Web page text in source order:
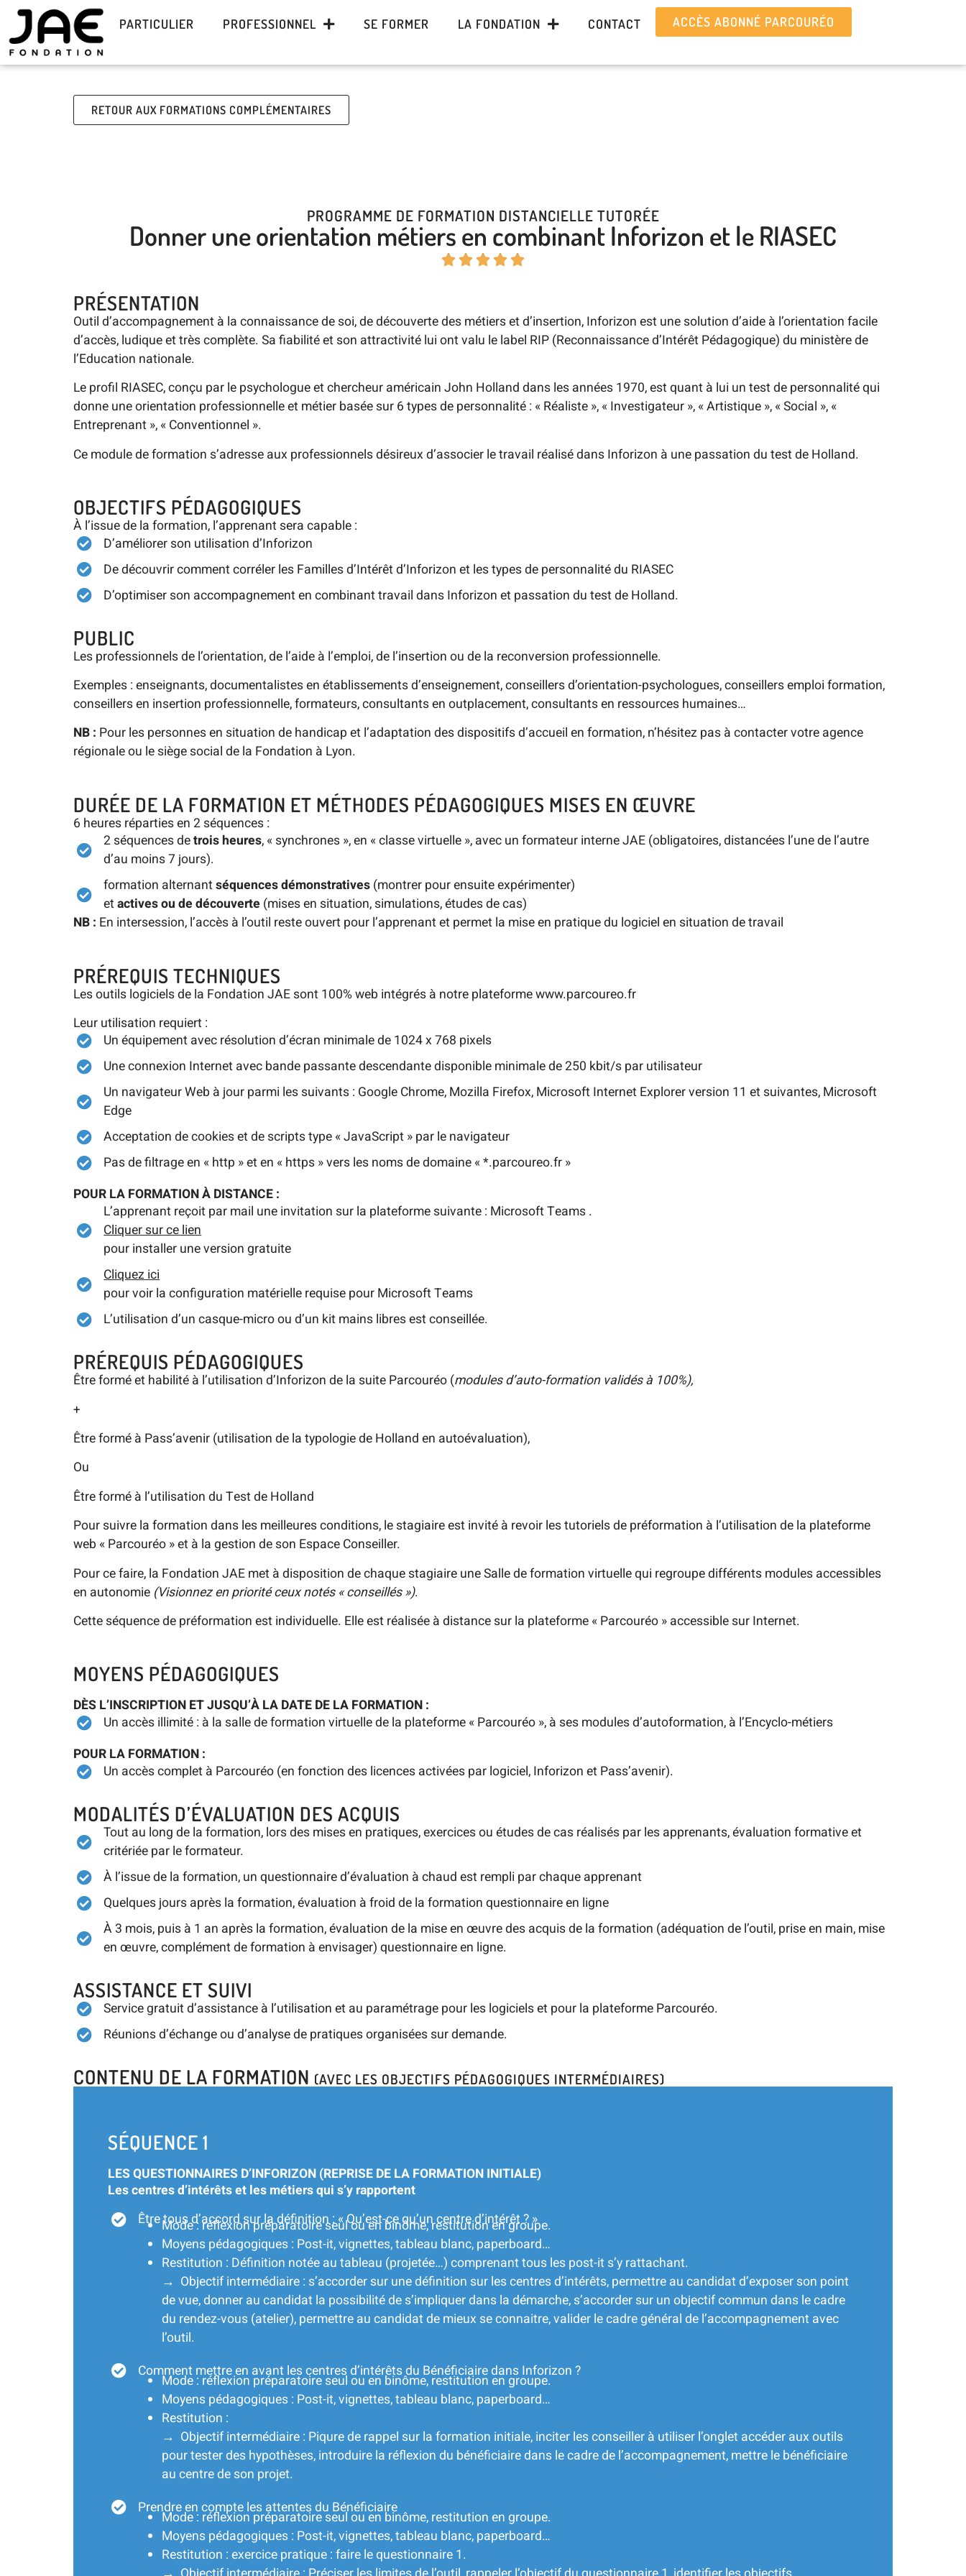
PARTICULIER PROFESSIONNEL SE FORMER LA FONDATION CONTACT ACCÈS ABONNÉ PARCOURÉO
RETOUR AUX FORMATIONS COMPLÉMENTAIRES
PROGRAMME DE FORMATION DISTANCIELLE TUTORÉE
Donner une orientation métiers en combinant Inforizon et le RIASEC
    
PRÉSENTATION
Outil d’accompagnement à la connaissance de soi, de découverte des métiers et d’insertion, Inforizon est une solution d’aide à l’orientation facile
d’accès, ludique et très complète. Sa fiabilité et son attractivité lui ont valu le label RIP (Reconnaissance d’Intérêt Pédagogique) du ministère de
l’Education nationale.
Le profil RIASEC, conçu par le psychologue et chercheur américain John Holland dans les années 1970, est quant à lui un test de personnalité qui
donne une orientation professionnelle et métier basée sur 6 types de personnalité : « Réaliste », « Investigateur », « Artistique », « Social », «
Entreprenant », « Conventionnel ».
Ce module de formation s’adresse aux professionnels désireux d’associer le travail réalisé dans Inforizon à une passation du test de Holland.
OBJECTIFS PÉDAGOGIQUES
À l’issue de la formation, l’apprenant sera capable :
D’améliorer son utilisation d’Inforizon
De découvrir comment corréler les Familles d’Intérêt d’Inforizon et les types de personnalité du RIASEC
D’optimiser son accompagnement en combinant travail dans Inforizon et passation du test de Holland.
PUBLIC
Les professionnels de l’orientation, de l’aide à l’emploi, de l’insertion ou de la reconversion professionnelle.
Exemples : enseignants, documentalistes en établissements d’enseignement, conseillers d’orientation-psychologues, conseillers emploi formation,
conseillers en insertion professionnelle, formateurs, consultants en outplacement, consultants en ressources humaines…
NB : Pour les personnes en situation de handicap et l’adaptation des dispositifs d’accueil en formation, n’hésitez pas à contacter votre agence
régionale ou le siège social de la Fondation à Lyon.
DURÉE DE LA FORMATION ET MÉTHODES PÉDAGOGIQUES MISES EN ŒUVRE
6 heures réparties en 2 séquences :
2 séquences detrois heures, « synchrones », en « classe virtuelle », avec un formateur interne JAE (obligatoires, distancées l’une de l’autre
d’au moins 7 jours).
formation alternantséquences démonstratives (montrer pour ensuite expérimenter)
etactives ou de découverte (mises en situation, simulations, études de cas)
NB : En intersession, l’accès à l’outil reste ouvert pour l’apprenant et permet la mise en pratique du logiciel en situation de travail
PRÉREQUIS TECHNIQUES
Les outils logiciels de la Fondation JAE sont 100% web intégrés à notre plateforme www.parcoureo.fr
Leur utilisation requiert :
Un équipement avec résolution d’écran minimale de 1024 x 768 pixels
Une connexion Internet avec bande passante descendante disponible minimale de 250 kbit/s par utilisateur
Un navigateur Web à jour parmi les suivants : Google Chrome, Mozilla Firefox, Microsoft Internet Explorer version 11 et suivantes, Microsoft
Edge
Acceptation de cookies et de scripts type « JavaScript » par le navigateur
Pas de filtrage en « http » et en « https » vers les noms de domaine « *.parcoureo.fr »
POUR LA FORMATION À DISTANCE :
L’apprenant reçoit par mail une invitation sur la plateforme suivante : Microsoft Teams .
Cliquer sur ce lien
pour installer une version gratuite
Cliquez ici
pour voir la configuration matérielle requise pour Microsoft Teams
L’utilisation d’un casque-micro ou d’un kit mains libres est conseillée.
PRÉREQUIS PÉDAGOGIQUES
Être formé et habilité à l’utilisation d’Inforizon de la suite Parcouréo (modules d’auto-formation validés à 100%),
+
Être formé à Pass’avenir (utilisation de la typologie de Holland en autoévaluation),
Ou
Être formé à l’utilisation du Test de Holland
Pour suivre la formation dans les meilleures conditions, le stagiaire est invité à revoir les tutoriels de préformation à l’utilisation de la plateforme
web « Parcouréo » et à la gestion de son Espace Conseiller.
Pour ce faire, la Fondation JAE met à disposition de chaque stagiaire une Salle de formation virtuelle qui regroupe différents modules accessibles
en autonomie (Visionnez en priorité ceux notés « conseillés »).
Cette séquence de préformation est individuelle. Elle est réalisée à distance sur la plateforme « Parcouréo » accessible sur Internet.
MOYENS PÉDAGOGIQUES
DÈS L’INSCRIPTION ET JUSQU’À LA DATE DE LA FORMATION :
Un accès illimité : à la salle de formation virtuelle de la plateforme « Parcouréo », à ses modules d’autoformation, à l’Encyclo-métiers
POUR LA FORMATION :
Un accès complet à Parcouréo (en fonction des licences activées par logiciel, Inforizon et Pass’avenir).
MODALITÉS D’ÉVALUATION DES ACQUIS
Tout au long de la formation, lors des mises en pratiques, exercices ou études de cas réalisés par les apprenants, évaluation formative et
critériée par le formateur.
À l’issue de la formation, un questionnaire d’évaluation à chaud est rempli par chaque apprenant
Quelques jours après la formation, évaluation à froid de la formation questionnaire en ligne
À 3 mois, puis à 1 an après la formation, évaluation de la mise en œuvre des acquis de la formation (adéquation de l’outil, prise en main, mise
en œuvre, complément de formation à envisager) questionnaire en ligne.
ASSISTANCE ET SUIVI
Service gratuit d’assistance à l’utilisation et au paramétrage pour les logiciels et pour la plateforme Parcouréo.
Réunions d’échange ou d’analyse de pratiques organisées sur demande.
CONTENU DE LA FORMATION (AVEC LES OBJECTIFS PÉDAGOGIQUES INTERMÉDIAIRES)
SÉQUENCE 1
LES QUESTIONNAIRES D’INFORIZON (REPRISE DE LA FORMATION INITIALE)
Les centres d’intérêts et les métiers qui s’y rapportent
Être tous d’accord sur la définition : « Qu’est-ce qu’un centre d’intérêt ? »
Mode : réflexion préparatoire seul ou en binôme, restitution en groupe.
Moyens pédagogiques : Post-it, vignettes, tableau blanc, paperboard…
Restitution : Définition notée au tableau (projetée…) comprenant tous les post-it s’y rattachant.
→ Objectif intermédiaire : s’accorder sur une définition sur les centres d’intérêts, permettre au candidat d’exposer son point
de vue,donner au candidat la possibilité de s’impliquer dans la démarche, s’accorder sur un objectif commun dans le cadre
du rendez-vous (atelier), permettre au candidat de mieux se connaitre, valider le cadre général de l’accompagnement avec
l’outil.
Comment mettre en avant les centres d’intérêts du Bénéficiaire dans Inforizon ?
Mode : réflexion préparatoire seul ou en binôme, restitution en groupe.
Moyens pédagogiques : Post-it, vignettes, tableau blanc, paperboard…
Restitution :
→ Objectif intermédiaire : Piqure de rappel sur la formation initiale, inciter les conseiller à utiliser l’onglet accéder aux outils
pour tester des hypothèses, introduire la réflexion du bénéficiaire dans le cadre de l’accompagnement, mettre le bénéficiaire
au centre de son projet.
Prendre en compte les attentes du Bénéficiaire
Mode : réflexion préparatoire seul ou en binôme, restitution en groupe.
Moyens pédagogiques : Post-it, vignettes, tableau blanc, paperboard…
Restitution : exercice pratique : faire le questionnaire 1.